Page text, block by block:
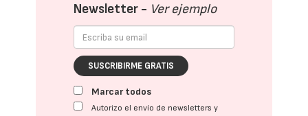
Newsletter - Ver ejemplo
SUSCRIBIRME GRATIS
Marcar todos
Autorizo el envío de newsletters y